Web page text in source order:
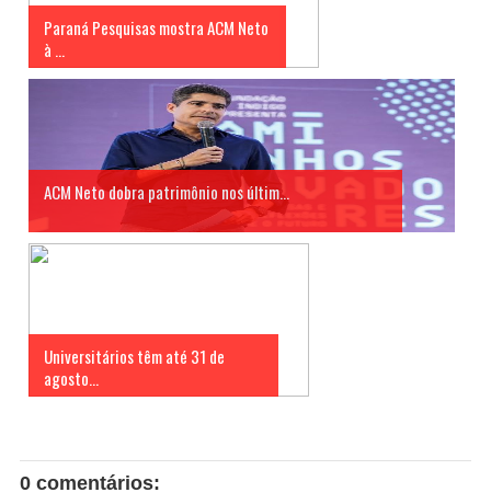
Paraná Pesquisas mostra ACM Neto
à ...
ACM Neto dobra patrimônio nos últim...
Universitários têm até 31 de
agosto...
0 comentários: